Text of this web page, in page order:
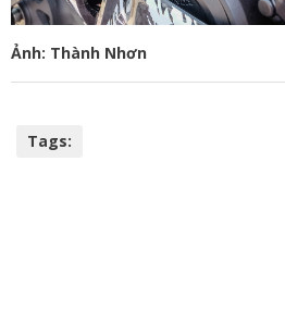
Ảnh: Thành Nhơn
Tags: